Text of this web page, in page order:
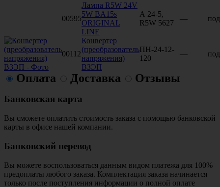
00595
Лампа R5W 24V
5W BA15s
ORIGINAL
LINE
А 24-5,
R5W 5627
—
00112
Конвертер
(преобразователь
напряжения)
ВЗЭП
ПН-24-12-
120
—
Оплата Доставка Отзывы
Банковская карта
Вы сможете оплатить стоимость заказа с помощью банковской
карты в офисе нашей компании.
Банковский перевод
Вы можете воспользоваться данным видом платежа для 100%
предоплаты любого заказа. Комплектация заказа начинается
только после поступления информации о полной оплате